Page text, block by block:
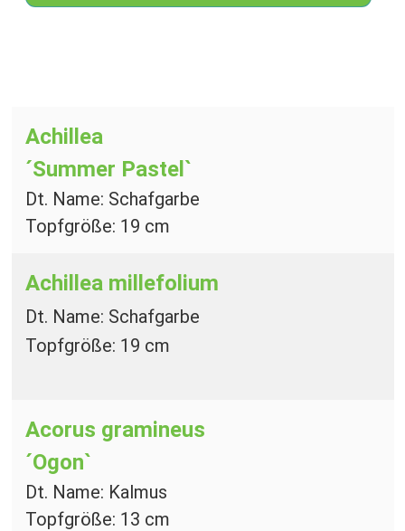
Achillea
´Summer Pastel`
Dt. Name: Schafgarbe
Topfgröße: 19 cm
Achillea millefolium
Dt. Name: Schafgarbe
Topfgröße: 19 cm
Acorus gramineus
´Ogon`
Dt. Name: Kalmus
Topfgröße: 13 cm